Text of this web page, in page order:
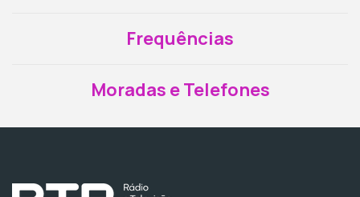
Frequências
Moradas e Telefones